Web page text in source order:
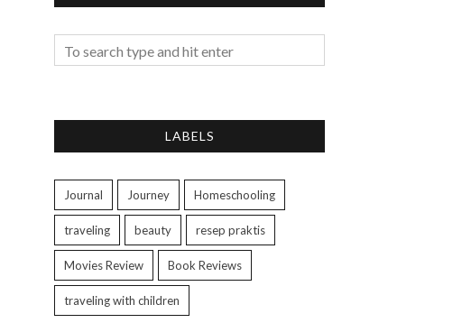
LABELS
Journal Journey Homeschooling
traveling beauty resep praktis
Movies Review Book Reviews
traveling with children